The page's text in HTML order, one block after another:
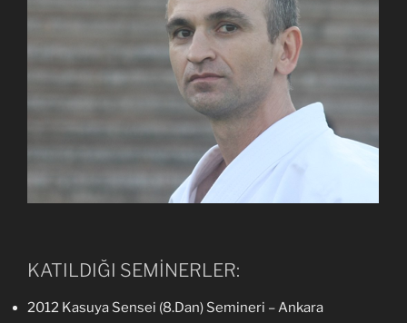
KATILDIĞI SEMİNERLER:
2012 Kasuya Sensei (8.Dan) Semineri – Ankara